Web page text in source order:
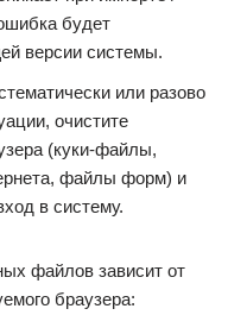
будет
версии системы.
или разово
очистите
(куки-файлы,
файлы форм) и
в систему.
файлов зависит от
браузера: